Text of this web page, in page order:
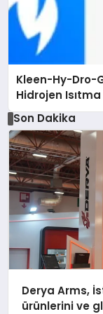
Kleen-Hy-Dro-
Hidrojen
Düzenleyici
Son Dakika
Derya Arms,
ürünlerini ve